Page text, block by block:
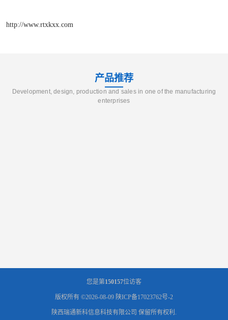
http://www.rtxkxx.com
产品推荐
Development, design, production and sales in one of the manufacturing
enterprises
您是第150157位访客
版权所有 ©2026-08-09 陕ICP备17023762号-2
陕西瑞通新科信息科技有限公司 保留所有权利.